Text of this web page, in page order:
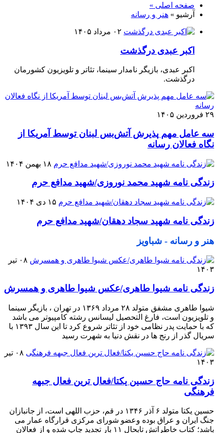
صفحه اصلی »
آرشیو » هنر و رسانه
۰۲ مرداد ۱۴۰۵
اکبر عبدی درگذشت
اکبر عبدی، بازیگر نامدار سینما، تئاتر و تلویزیون کشورمان
درگذشت.
۲۹ فروردین ۱۴۰۵
سه عامل مهم پذیرش آتش‌بس لبنان توسط آمریکا از
نگاه فعالان رسانه
۱۸ بهمن ۱۴۰۴
زندگی نامه شهید محمد نوروزی/شهید مدافع حرم
۱۵ دی ۱۴۰۴
زندگی نامه شهید سجاد دهقان/شهید مدافع حرم
هنر و رسانه - شباویز
۰۸ تیر
۱۴۰۳
زندگی نامه شیوا طاهری/عکس شیوا طاهری و همسرش
شیوا طاهری مشفق متولد ۲۸ مرداد ۱۳۶۹ در تهران ، بازیگر سینما
و تلویزیون است، فارغ التحصیل لیسانس رشته کامپیوتر می باشد
که با حمایت پدر نظامی خود از تئاتر شروع کرد تا این سال ۱۳۹۳ با
سریال گذر از رنج ها در نقش دنیا به شهرت رسید
۰۸ تیر
۱۴۰۳
زندگی نامه حاج حسین یکتا/فعال ترین فعال جبهه
فرهنگی
حسین یکتا متولد ۶ آذر ۱۳۴۶ در قم، حزب اللهی است، از جانبازان
جنگ ایران و عراق بوده وعضو شورای مرکزی قرارگاه عمار می
باشد؛ کتاب خاطراتش تابحال ۱۱ بار تجدید چاپ شده و از فعالان